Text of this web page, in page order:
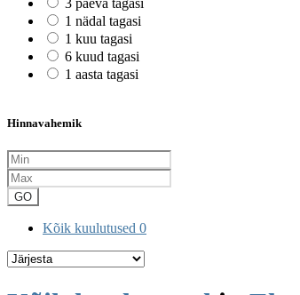
3 päeva tagasi
1 nädal tagasi
1 kuu tagasi
6 kuud tagasi
1 aasta tagasi
Hinnavahemik
GO
Kõik kuulutused 0